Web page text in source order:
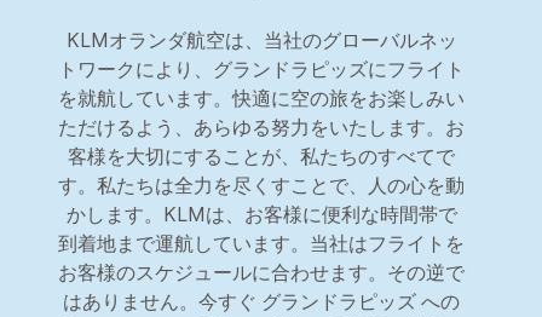
KLMオランダ航空は、当社のグローバルネッ
トワークにより、グランドラピッズにフライト
を就航しています。快適に空の旅をお楽しみい
ただけるよう、あらゆる努力をいたします。お
客様を大切にすることが、私たちのすべてで
す。私たちは全力を尽くすことで、人の心を動
かします。KLMは、お客様に便利な時間帯で
到着地まで運航しています。当社はフライトを
お客様のスケジュールに合わせます。その逆で
はありません。今すぐ グランドラピッズ への